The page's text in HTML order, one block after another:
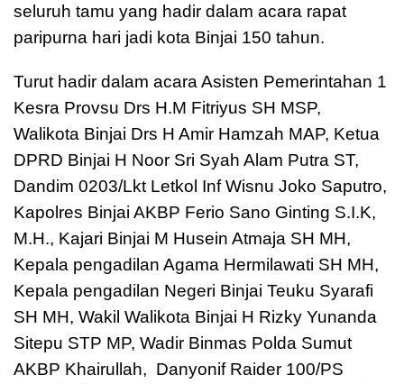
seluruh tamu yang hadir dalam acara rapat
paripurna hari jadi kota Binjai 150 tahun.
Turut hadir dalam acara Asisten Pemerintahan 1
Kesra Provsu Drs H.M Fitriyus SH MSP,
Walikota Binjai Drs H Amir Hamzah MAP, Ketua
DPRD Binjai H Noor Sri Syah Alam Putra ST,
Dandim 0203/Lkt Letkol Inf Wisnu Joko Saputro,
Kapolres Binjai AKBP Ferio Sano Ginting S.I.K,
M.H., Kajari Binjai M Husein Atmaja SH MH,
Kepala pengadilan Agama Hermilawati SH MH,
Kepala pengadilan Negeri Binjai Teuku Syarafi
SH MH, Wakil Walikota Binjai H Rizky Yunanda
Sitepu STP MP, Wadir Binmas Polda Sumut
AKBP Khairullah, Danyonif Raider 100/PS